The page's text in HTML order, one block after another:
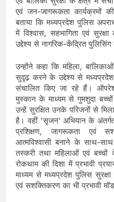
एवं जन-जागरूकता कार्यक्रमों
बताया कि मध्यप्रदेश पुलिस
में विश्वास, सहभागिता एवं
उद्देश्य से नागरिक-केंद्रित
उन्‍होंने कहा कि महिला,
सुदृढ़ करने के उद्देश्य से मध्यप्रदेश
संचालित किए जा रहे हैं।
मुस्‍कान के माध्यम से गुमशुदा
उन्हें सुरक्षित उनके परिजनों से
है। वहीं 'सृजन' अभियान के
प्रशिक्षण, जागरूकता एवं
आत्मविश्वासी बनाने के साथ-
तस्करी तथा महिलाओं एवं बच्चों
रोकथाम की दिशा में प्रभावी
माध्यम से मध्यप्रदेश पुलिस
एवं सशक्तिकरण का भी प्रभावी